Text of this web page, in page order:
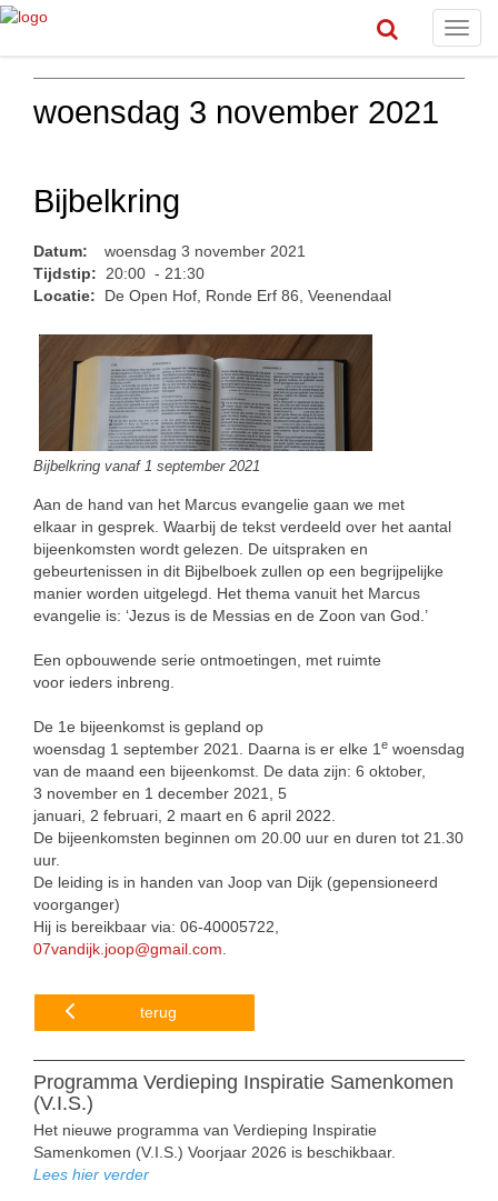
woensdag 3 november 2021
Bijbelkring
Datum:
woensdag 3 november 2021
Tijdstip:
20:00 - 21:30
Locatie:
De Open Hof, Ronde Erf 86, Veenendaal
Bijbelkring vanaf 1 september 2021
Aan de hand van het Marcus evangelie gaan we met
elkaar in gesprek. Waarbij de tekst verdeeld over het aantal
bijeenkomsten wordt gelezen. De uitspraken en
gebeurtenissen in dit Bijbelboek zullen op een begrijpelijke
manier worden uitgelegd. Het thema vanuit het Marcus
evangelie is: ‘Jezus is de Messias en de Zoon van God.’
Een opbouwende serie ontmoetingen, met ruimte
voor ieders inbreng.
De 1e bijeenkomst is gepland op
woensdag 1 september 2021. Daarna is er elke 1 e woensdag
van de maand een bijeenkomst. De data zijn: 6 oktober,
3 november en 1 december 2021, 5
januari, 2 februari, 2 maart en 6 april 2022.
De bijeenkomsten beginnen om 20.00 uur en duren tot 21.30
uur.
De leiding is in handen van Joop van Dijk (gepensioneerd
voorganger)
Hij is bereikbaar via: 06-40005722,
07vandijk.joop@gmail.com
terug
Programma Verdieping Inspiratie Samenkomen
(V.I.S.)
Het nieuwe programma van Verdieping Inspiratie
Samenkomen (V.I.S.) Voorjaar 2026 is beschikbaar.
Lees hier verder